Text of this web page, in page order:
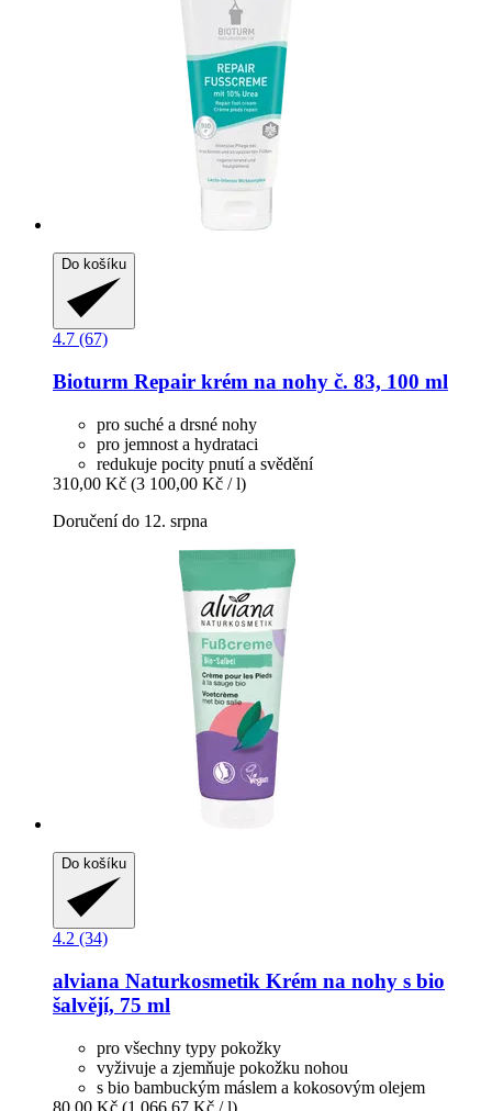
Do košíku
4.7 (67)
Bioturm Repair krém na nohy č. 83, 100 ml
pro suché a drsné nohy
pro jemnost a hydrataci
redukuje pocity pnutí a svědění
310,00 Kč (3 100,00 Kč / l)
Doručení do 12. srpna
Do košíku
4.2 (34)
alviana Naturkosmetik Krém na nohy s bio
šalvějí, 75 ml
pro všechny typy pokožky
vyživuje a zjemňuje pokožku nohou
s bio bambuckým máslem a kokosovým olejem
80,00 Kč (1 066,67 Kč / l)